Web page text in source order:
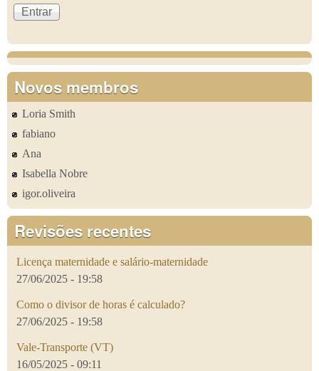
Novos membros
Loria Smith
fabiano
Ana
Isabella Nobre
igor.oliveira
Revisões recentes
Licença maternidade e salário-maternidade
27/06/2025 - 19:58
Como o divisor de horas é calculado?
27/06/2025 - 19:58
Vale-Transporte (VT)
16/05/2025 - 09:11